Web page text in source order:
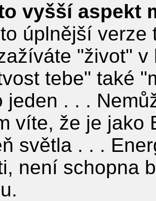
vyšší aspekt
úplnější verze
"život" v
tebe" také
jeden . . .
víte, že je jako
světla . . .
není schopna